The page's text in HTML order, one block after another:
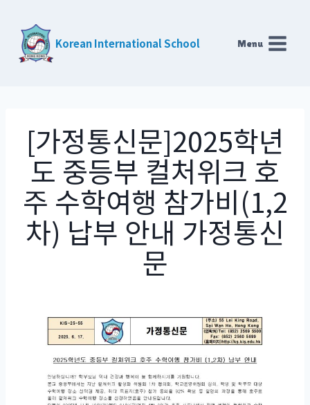
content
Korean International School Menu
[가정통신문]2025학년
도 중등부 컬처위크 호
주 수학여행 참가비(1,2
차) 납부 안내 가정통신
문